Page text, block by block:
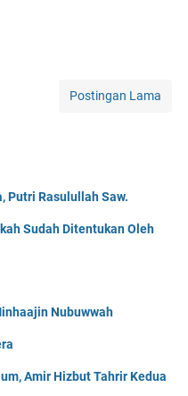
Postingan Lama
Putri Rasulullah Saw.
Sudah Ditentukan Oleh
Nubuwwah
Amir Hizbut Tahrir Kedua